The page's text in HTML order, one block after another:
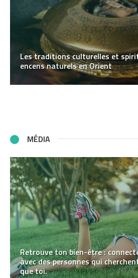
Les traditions culturelles et
encens naturels en Orient
MÉDIA
Retrouve ton bien-être :
avec des personnes qui
que toi.